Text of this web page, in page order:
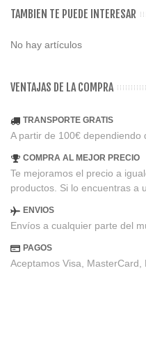
TAMBIEN TE PUEDE INTERESAR
No hay artículos
VENTAJAS DE LA COMPRA
TRANSPORTE GRATIS
A partir de 100€ dependiendo
COMPRA AL MEJOR PRECIO
Te mejoramos el precio a
productos. Si lo encuentras a
ENVIOS
Envíos a cualquier parte del
PAGOS
Aceptamos Visa,